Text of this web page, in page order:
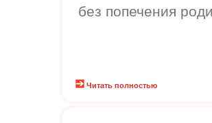
без попечения
Читать полностью